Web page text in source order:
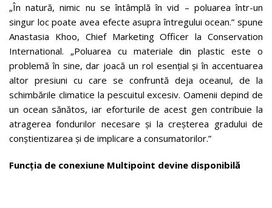
„În natură, nimic nu se întâmplă în vid – poluarea într-un
singur loc poate avea efecte asupra întregului ocean.” spune
Anastasia Khoo, Chief Marketing Officer la Conservation
International. „Poluarea cu materiale din plastic este o
problemă în sine, dar joacă un rol esențial și în accentuarea
altor presiuni cu care se confruntă deja oceanul, de la
schimbările climatice la pescuitul excesiv. Oamenii depind de
un ocean sănătos, iar eforturile de acest gen contribuie la
atragerea fondurilor necesare și la creșterea gradului de
conștientizarea și de implicare a consumatorilor.”
Funcția de conexiune Multipoint devine disponibilă